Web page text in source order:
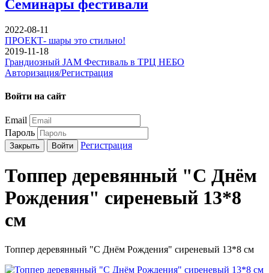
Семинары фестивали
2022-08-11
ПРОЕКТ- шары это стильно!
2019-11-18
Грандиозный JAM Фестиваль в ТРЦ НЕБО
Авторизация/Регистрация
Войти на сайт
Email
Пароль
Закрыть Войти Регистрация
Топпер деревянный "С Днём
Рождения" сиреневый 13*8
см
Топпер деревянный "С Днём Рождения" сиреневый 13*8 см